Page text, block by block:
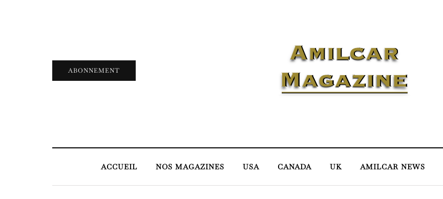
ABONNEMENT
ACCUEIL NOS MAGAZINES USA CANADA UK AMILCAR NEWS